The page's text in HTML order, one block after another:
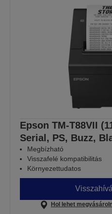
Epson TM-T88VII
Serial, PS, Buzz,
Megbízható
Visszafelé kompatibilitás
Környezettudatos
Hol lehet